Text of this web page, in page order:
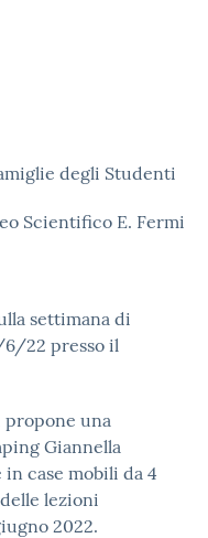
degli Studenti
Scientifico E. Fermi
settimana di
22 presso il
propone una
Giannella
in case mobili da 4
lezioni
2022.